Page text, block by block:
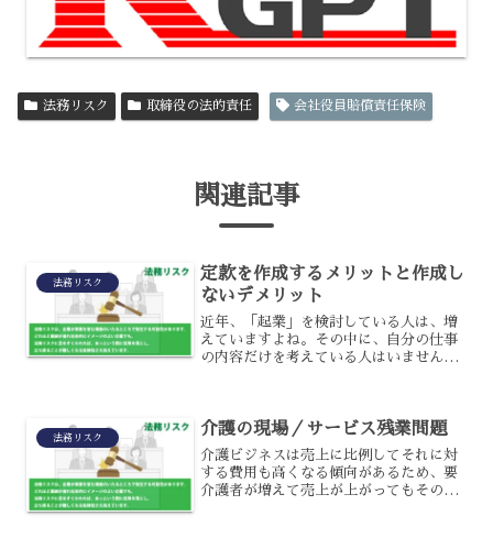
法務リスク 取締役の法的責任 会社役員賠償責任保険
関連記事
法務リスク
定款を作成するメリットと作成し
ないデメリット
近年、「起業」を検討している人は、増
えていますよね。その中に、自分の仕事
の内容だけを考えている人はいませんか?
は、定款作成のメリットと...
法務リスク 介護の現場／サービス残業問題
介護ビジネスは売上に比例してそれに対
する費用も高くなる傾向があるため、要
介護者が増えて売上が上がってもその